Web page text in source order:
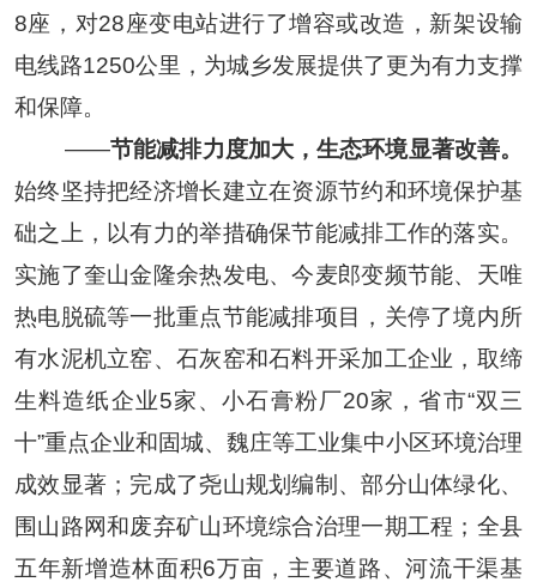
8座，对28座变电站进行了增容或改造，新架设输
电线路1250公里，为城乡发展提供了更为有力支撑
和保障。
——节能减排力度加大，生态环境显著改善。
始终坚持把经济增长建立在资源节约和环境保护基
础之上，以有力的举措确保节能减排工作的落实。
实施了奎山金隆余热发电、今麦郎变频节能、天唯
热电脱硫等一批重点节能减排项目，关停了境内所
有水泥机立窑、石灰窑和石料开采加工企业，取缔
生料造纸企业5家、小石膏粉厂20家，省市“双三
十”重点企业和固城、魏庄等工业集中小区环境治理
成效显著；完成了尧山规划编制、部分山体绿化、
围山路网和废弃矿山环境综合治理一期工程；全县
五年新增造林面积6万亩，主要道路、河流干渠基